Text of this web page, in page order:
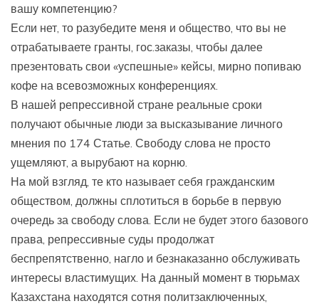
вашу компетенцию?
Если нет, то разубедите меня и общество, что вы не
отрабатываете гранты, гос.заказы, чтобы далее
презентовать свои «успешные» кейсы, мирно попиваю
кофе на всевозможных конференциях.
В нашей репрессивной стране реальные сроки
получают обычные люди за высказывание личного
мнения по 174 Статье. Свободу слова не просто
ущемляют, а вырубают на корню.
На мой взгляд, те кто называет себя гражданским
обществом, должны сплотиться в борьбе в первую
очередь за свободу слова. Если не будет этого базового
права, репрессивные суды продолжат
беспрепятственно, нагло и безнаказанно обслуживать
интересы властимущих. На данный момент в тюрьмах
Казахстана находятся сотня политзаключенных,